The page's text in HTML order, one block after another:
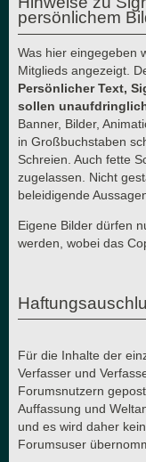
persönlichem
Was hier eingegeben
Mitglieds angezeigt.
Persönlicher Text,
sollen
Banner, Bilder,
in Großbuchstaben
Schreien. Auch fette
zugelassen. Nicht
beleidigende
Eigene Bilder dürfen
werden, wobei das
Für die Inhalte der
Verfasser und
Forumsnutzern
Auffassung und
und es wird daher
Forumsuser